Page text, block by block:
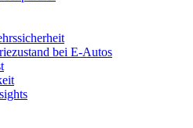
bei E-Autos